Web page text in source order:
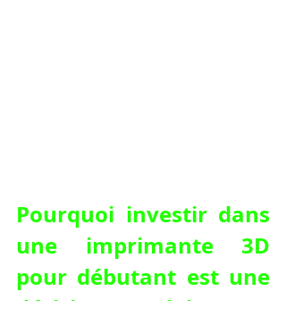
Pourquoi investir dans
une imprimante 3D
pour débutant est une
décision stratégique.